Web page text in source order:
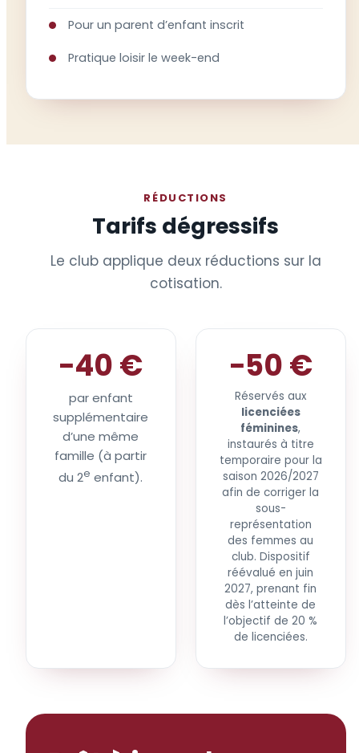
Pour un parent d’enfant inscrit
Pratique loisir le week-end
RÉDUCTIONS
Tarifs dégressifs
Le club applique deux réductions sur la
cotisation.
−40 €
par enfant
supplémentaire
d’une même
famille (à partir
du 2e enfant).
−50 €
Réservés aux
licenciées
féminines,
instaurés à titre
temporaire pour la
saison 2026/2027
afin de corriger la
sous-
représentation
des femmes au
club. Dispositif
réévalué en juin
2027, prenant fin
dès l’atteinte de
l’objectif de 20 %
de licenciées.